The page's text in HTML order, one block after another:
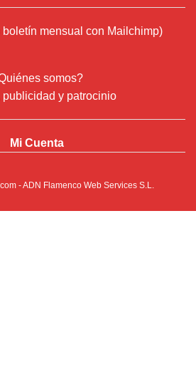
mensual con Mailchimp)
somos?
publicidad y patrocinio
Mi Cuenta
- ADN Flamenco Web Services S.L.